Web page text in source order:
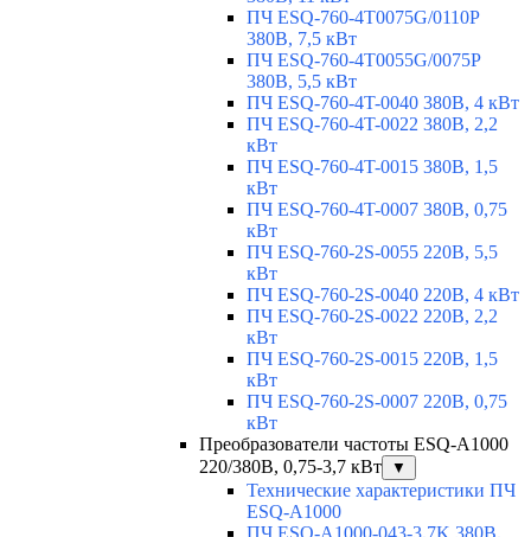
ПЧ ESQ-760-4T0075G/0110P
380В, 7,5 кВт
ПЧ ESQ-760-4T0055G/0075P
380В, 5,5 кВт
ПЧ ESQ-760-4T-0040 380В, 4 кВт
ПЧ ESQ-760-4T-0022 380В, 2,2
кВт
ПЧ ESQ-760-4T-0015 380В, 1,5
кВт
ПЧ ESQ-760-4T-0007 380В, 0,75
кВт
ПЧ ESQ-760-2S-0055 220В, 5,5
кВт
ПЧ ESQ-760-2S-0040 220В, 4 кВт
ПЧ ESQ-760-2S-0022 220В, 2,2
кВт
ПЧ ESQ-760-2S-0015 220В, 1,5
кВт
ПЧ ESQ-760-2S-0007 220В, 0,75
кВт
Преобразователи частоты ESQ-A1000
220/380В, 0,75-3,7 кВт
▼
Технические характеристики ПЧ
ESQ-A1000